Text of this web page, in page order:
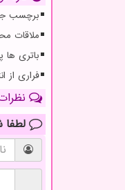
برچسب
ملاقات
باتری
فراری از